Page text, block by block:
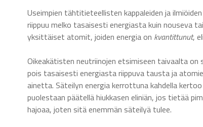
Useimpien tähtitieteellisten kappaleiden ja
riippuu melko tasaisesti energiasta kuin nouseva
yksittäiset atomit, joiden energia on kvantittunut,
Oikeakätisten neutriinojen etsimiseen taivaalta
pois tasaisesti energiasta riippuva tausta ja
ainetta. Säteilyn energia kerrottuna kahdella
puolestaan päätellä hiukkasen eliniän, jos tietää
hajoaa, joten sitä enemmän säteilyä tulee.